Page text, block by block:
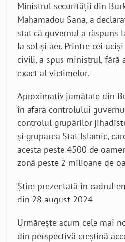
Ministrul securității din
Mahamadou Sana, a
stat că guvernul a răspuns
la sol și aer. Printre cei
civili, a spus ministrul, fără
exact al victimelor.
Aproximativ jumătate din
în afara controlului
controlul grupărilor
și gruparea Stat Islamic,
acesta peste 4500 de
zonă peste 2 milioane de
Știre prezentată în cadrul
din 28 august 2024.
Urmărește acum cele mai
din perspectivă creștină